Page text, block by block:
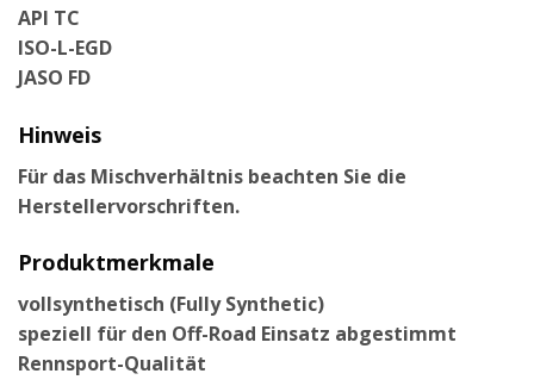
API TC
ISO-L-EGD
JASO FD
Hinweis
Für das Mischverhältnis beachten Sie die
Herstellervorschriften.
Produktmerkmale
vollsynthetisch (Fully Synthetic)
speziell für den Off-Road Einsatz abgestimmt
Rennsport-Qualität